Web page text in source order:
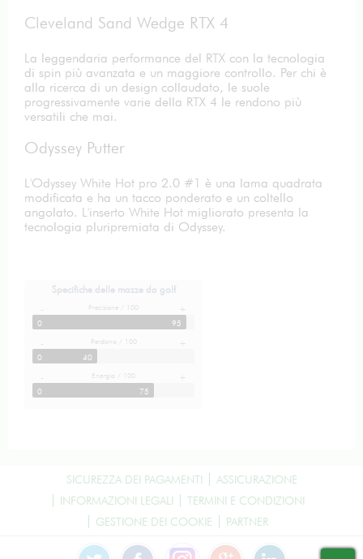
Cleveland Sand Wedge RTX 4
La leggendaria performance del RTX con la tecnologia
di spin più avanzata e un maggiore controllo. Per chi è
alla ricerca di un design collaudato, le suole
progressivamente varie della RTX 4 le rendono più
versatili che mai.
Odyssey Putter
L'Odyssey White Hot pro 2.0 #1 è una lama quadrata
modificata e ha un tacco ponderato e un coltello
angolato. L'inserto White Hot migliorato presenta la
tecnologia pluripremiata di Odyssey.
Specifiche delle mazze da golf
- Precisione / 100 +
0 95
- Perdono / 100 +
0 40
- Energia / 100 +
0 75
SICUREZZA DEI PAGAMENTI
ASSICURAZIONE
INFORMAZIONI LEGALI
TERMINI E CONDIZIONI
GESTIONE DEI COOKIE
PARTNER